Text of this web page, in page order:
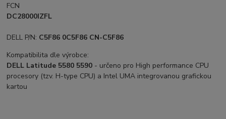
FCN
DC28000IZFL
DELL P/N: C5F86 0C5F86 CN-C5F86
Kompatibilita dle výrobce:
DELL Latitude 5580 5590 - určeno pro High performance CPU
procesory (tzv. H-type CPU) a Intel UMA integrovanou grafickou
kartou